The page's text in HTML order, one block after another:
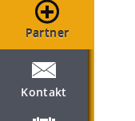
Partner
Kontakt